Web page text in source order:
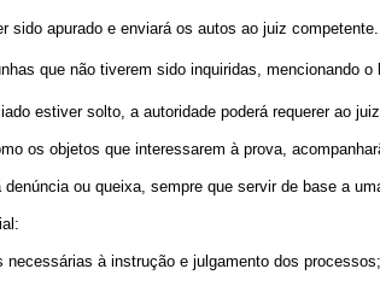
sido apurado e enviará os autos ao juiz competente.
que não tiverem sido inquiridas, mencionando
estiver solto, a autoridade poderá requerer ao
os objetos que interessarem à prova,
ou queixa, sempre que servir de base a
à instrução e julgamento dos processos;